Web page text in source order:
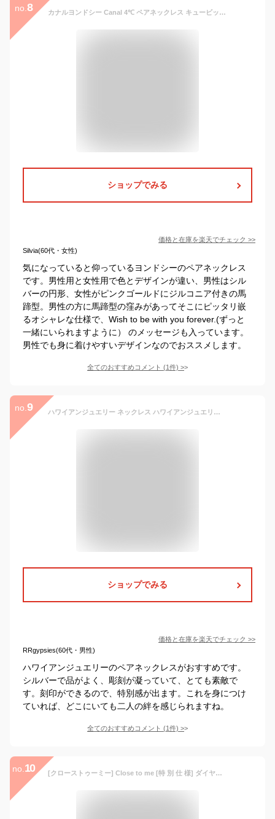
no. 8 カナルヨンドシー Canal 4℃ ペアネックレス キュービックジルコニア
ショップでみる
価格と在庫を楽天でチェック >>
Silvia(60代・女性)
気になっていると仰っているヨンドシーのペアネックレス
です。男性用と女性用で色とデザインが違い、男性はシル
バーの円形、女性がピンクゴールドにジルコニア付きの馬
蹄型。男性の方に馬蹄型の窪みがあってそこにピッタリ嵌
るオシャレな仕様で、Wish to be with you forever.(ずっと
一緒にいられますように） のメッセージも入っています。
男性でも身に着けやすいデザインなのでおススメします。
全てのおすすめコメント (1件) >
no. 9 ハワイアンジュエリー ネックレス ハワイアンジュエリー シルバー ペアネックレス 刻印無料 誕生石入れ可(有料) カットアウトプレート【S】 2本セット シルバー925 チェーン・ギフトBOX付 大人 友達 長さ選べる | カップル 夫婦 プレゼント 【品番：CG-SP10701P】
ショップでみる
価格と在庫を楽天でチェック >>
RRgypsies(60代・男性)
ハワイアンジュエリーのペアネックレスがおすすめです。
シルバーで品がよく、彫刻が凝っていて、とても素敵で
す。刻印ができるので、特別感が出ます。これを身につけ
ていれば、どこにいても二人の絆を感じられますね。
全てのおすすめコメント (1件) >
no. 10 [クローストゥーミー] Close to me [特 別 仕 様] ダイヤモンド ハート プレート シルバー 925 ペアネックレス (ピンクゴールド(刻印しない))